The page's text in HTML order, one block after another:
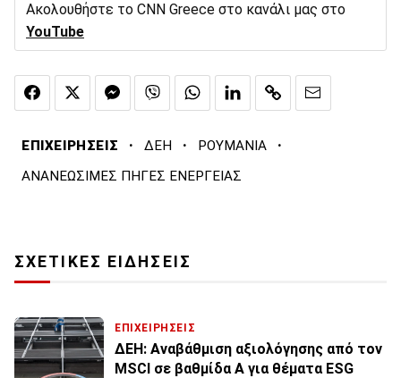
Ακολουθήστε το CNN Greece στο κανάλι μας στο
YouTube
ΕΠΙΧΕΙΡΗΣΕΙΣ · ΔΕΗ · ΡΟΥΜΑΝΙΑ ·
ΑΝΑΝΕΩΣΙΜΕΣ ΠΗΓΕΣ ΕΝΕΡΓΕΙΑΣ
ΣΧΕΤΙΚΕΣ ΕΙΔΗΣΕΙΣ
ΕΠΙΧΕΙΡΗΣΕΙΣ
ΔΕΗ: Αναβάθμιση αξιολόγησης από τον
MSCI σε βαθμίδα Α για θέματα ESG